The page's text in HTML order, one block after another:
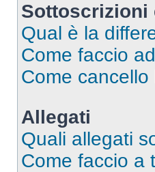
Sottoscrizioni
Qual è la
Come faccio
Come
Allegati
Quali allegati
Come faccio a